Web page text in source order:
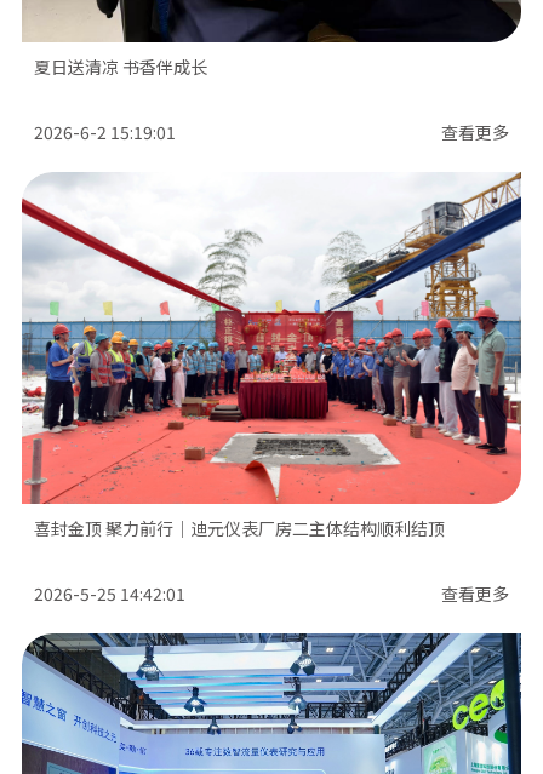
夏日送清凉 书香伴成长
2026-6-2 15:19:01 查看更多
喜封金顶 聚力前行｜迪元仪表厂房二主体结构顺利结顶
2026-5-25 14:42:01 查看更多